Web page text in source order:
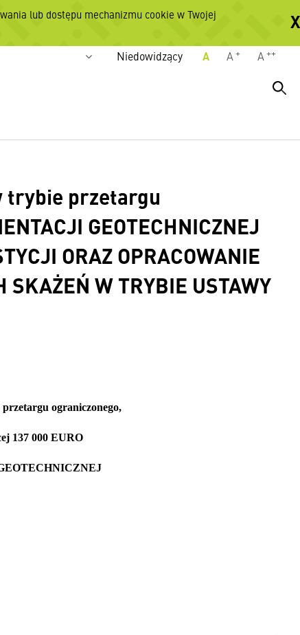
Wersje językowe
Niedowidzący
A A + A ++
trybie przetargu
GEOTECHNICZNEJ
ORAZ OPRACOWANIE
SKAŻEŃ W TRYBIE USTAWY
przetargu ograniczonego,
137 000 EURO
lub dostępu mechanizmu cookie w Twojej
X